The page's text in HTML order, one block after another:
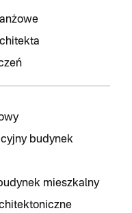
budynek
mieszkalny